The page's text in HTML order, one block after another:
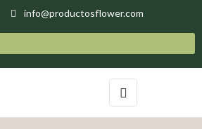
info@productosflower.com
Navegación
de
palanca
☰